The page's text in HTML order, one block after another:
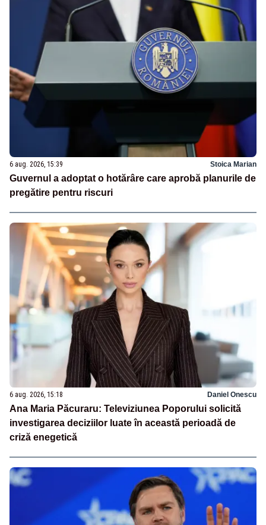
6 aug. 2026, 15:39 Stoica Marian
Guvernul a adoptat o hotărâre care aprobă planurile de
pregătire pentru riscuri
6 aug. 2026, 15:18 Daniel Onescu
Ana Maria Păcuraru: Televiziunea Poporului solicită
investigarea deciziilor luate în această perioadă de
criză enegetică